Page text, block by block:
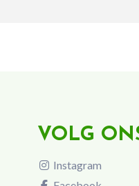
VOLG
Instagram